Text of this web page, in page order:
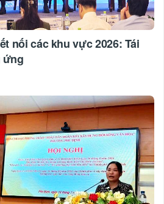
nối các khu vực 2026: Tái
ứng